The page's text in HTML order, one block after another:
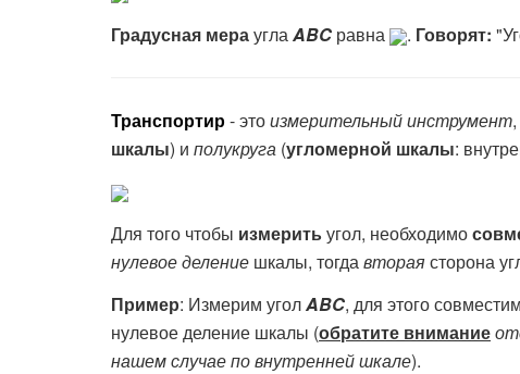
Градусная мерауглаABC равна . Говорят:
Транспортир- этоизмерительный инструмент
шкалы) и полукруга (угломерной шкалы:
Для того чтобы измеритьугол, необходимо
нулевое деление шкалы, тогдавтораясторона
Пример: Измерим уголABC, для этого
нулевое деление шкалы (обратите внимание
нашем случае по внутренней шкале).